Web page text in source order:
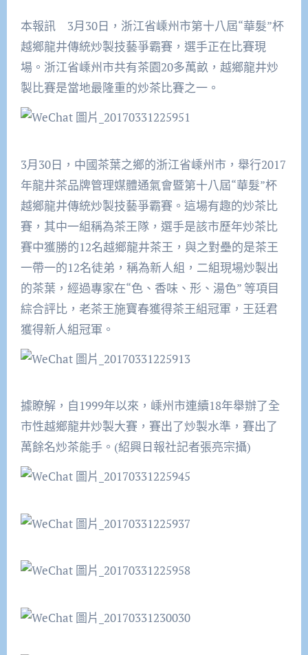
本報訊 3月30日，浙江省嵊州市第十八屆“華髮”杯
越鄉龍井傳統炒製技藝爭霸賽，選手正在比賽現
場。浙江省嵊州市共有茶園20多萬畝，越鄉龍井炒
製比賽是當地最隆重的炒茶比賽之一。
3月30日，中國茶葉之鄉的浙江省嵊州市，舉行2017
年龍井茶品牌管理媒體通氣會暨第十八屆“華髮”杯
越鄉龍井傳統炒製技藝爭霸賽。這場有趣的炒茶比
賽，其中一組稱為茶王隊，選手是該市歷年炒茶比
賽中獲勝的12名越鄉龍井茶王，與之對壘的是茶王
一帶一的12名徒弟，稱為新人組，二組現場炒製出
的茶葉，經過專家在“色、香味、形、湯色” 等項目
綜合評比，老茶王施寶春獲得茶王組冠軍，王廷君
獲得新人組冠軍。
據瞭解，自1999年以來，嵊州市連續18年舉辦了全
市性越鄉龍井炒製大賽，賽出了炒製水準，賽出了
萬餘名炒茶能手。(紹興日報社記者張亮宗攝)